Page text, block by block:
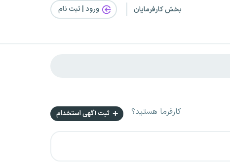
بخش کارفرمایان ورود | ثبت‌ نام
کارفرما هستید؟ ثبت آگهی استخدام